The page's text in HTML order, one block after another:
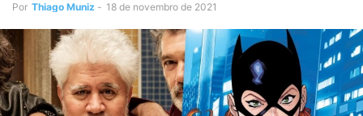
Por Thiago Muniz - 18 de novembro de 2021